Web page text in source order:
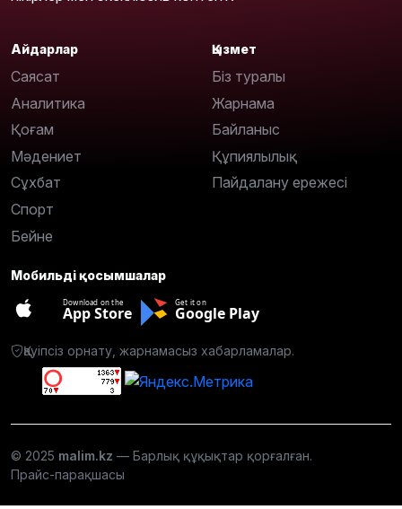
Айдарлар
Саясат
Аналитика
Қоғам
Мәдениет
Сұхбат
Спорт
Бейне
Қызмет
Біз туралы
Жарнама
Байланыс
Құпиялылық
Пайдалану ережесі
Мобильді қосымшалар
Download on the
App Store
Get it on
Google Play
Қауіпсіз орнату, жарнамасыз хабарламалар.
© 2025 malim.kz — Барлық құқықтар қорғалған.
Прайс-парақшасы